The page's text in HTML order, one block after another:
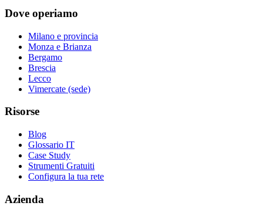
Dove operiamo
Milano e provincia
Monza e Brianza
Bergamo
Brescia
Lecco
Vimercate (sede)
Risorse
Blog
Glossario IT
Case Study
Strumenti Gratuiti
Configura la tua rete
Azienda